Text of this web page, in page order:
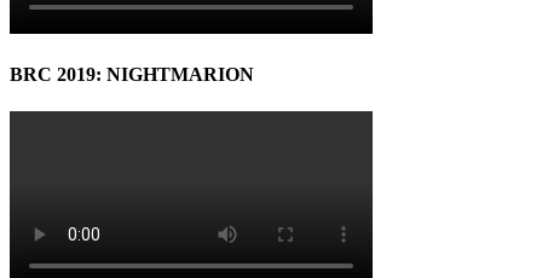
BRC 2019: NIGHTMARION